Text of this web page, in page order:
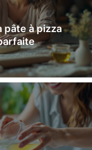
pâte à pizza